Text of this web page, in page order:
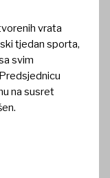
vrata
tjedan sporta,
svim
na susret